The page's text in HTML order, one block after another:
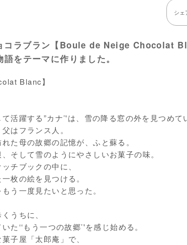
シェ
コラブラン【Boule de Neige Chocolat
をテーマに作りました。
Blanc】
活躍する”カナ’'は、雪の降る窓の外を見つめて
はフランス人。
た母の故郷の記憶が、ふと蘇る。
そして雪のようにやさしいお菓子の味。
チブックの中に、
枚の絵を見つける。
う一度見たいと思った。
うちに、
た‘‘もう一つの故郷’'を感じ始める。
子屋「太郎庵」で、